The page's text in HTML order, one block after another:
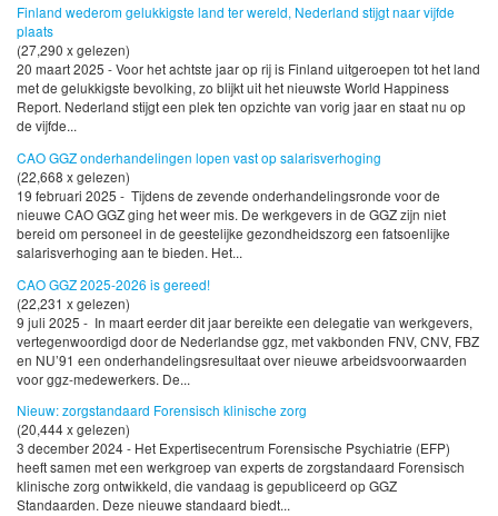
Finland wederom gelukkigste land ter wereld, Nederland stijgt naar vijfde
plaats
(27,290 x gelezen)
20 maart 2025 - Voor het achtste jaar op rij is Finland uitgeroepen tot het land
met de gelukkigste bevolking, zo blijkt uit het nieuwste World Happiness
Report. Nederland stijgt een plek ten opzichte van vorig jaar en staat nu op
de vijfde...
CAO GGZ onderhandelingen lopen vast op salarisverhoging
(22,668 x gelezen)
19 februari 2025 - Tijdens de zevende onderhandelingsronde voor de
nieuwe CAO GGZ ging het weer mis. De werkgevers in de GGZ zijn niet
bereid om personeel in de geestelijke gezondheidszorg een fatsoenlijke
salarisverhoging aan te bieden. Het...
CAO GGZ 2025-2026 is gereed!
(22,231 x gelezen)
9 juli 2025 - In maart eerder dit jaar bereikte een delegatie van werkgevers,
vertegenwoordigd door de Nederlandse ggz, met vakbonden FNV, CNV, FBZ
en NU’91 een onderhandelingsresultaat over nieuwe arbeidsvoorwaarden
voor ggz-medewerkers. De...
Nieuw: zorgstandaard Forensisch klinische zorg
(20,444 x gelezen)
3 december 2024 - Het Expertisecentrum Forensische Psychiatrie (EFP)
heeft samen met een werkgroep van experts de zorgstandaard Forensisch
klinische zorg ontwikkeld, die vandaag is gepubliceerd op GGZ
Standaarden. Deze nieuwe standaard biedt...